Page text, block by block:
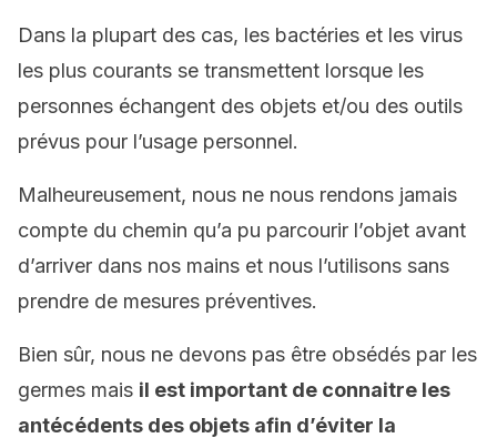
Dans la plupart des cas, les bactéries et les virus
les plus courants se transmettent lorsque les
personnes échangent des objets et/ou des outils
prévus pour l’usage personnel.
Malheureusement, nous ne nous rendons jamais
compte du chemin qu’a pu parcourir l’objet avant
d’arriver dans nos mains et nous l’utilisons sans
prendre de mesures préventives.
Bien sûr, nous ne devons pas être obsédés par les
germes mais il est important de connaitre les
antécédents des objets afin d’éviter la